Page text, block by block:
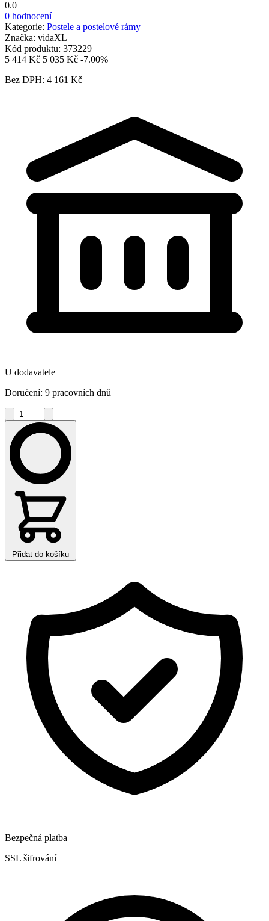
0.0
0 hodnocení
Kategorie: Postele a postelové rámy
Značka: vidaXL
Kód produktu: 373229
5 414 Kč 5 035 Kč -7.00%
Bez DPH: 4 161 Kč
U dodavatele
Doručení: 9 pracovních dnů
Přidat do košíku
Bezpečná platba
SSL šifrování